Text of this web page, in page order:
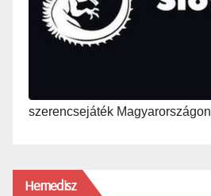
szerencsejáték Magyarországon
Hemedisz